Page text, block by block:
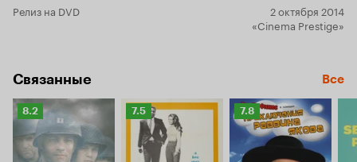
Релиз на DVD
2 октября 2014
«Cinema Prestige»
Связанные Все
Рейтинг
Кинопоиска
8.2
8.2
Рейтинг
Кинопоиска
7.5
7.5
Рейтинг
Кинопоиска
7.8
7.8